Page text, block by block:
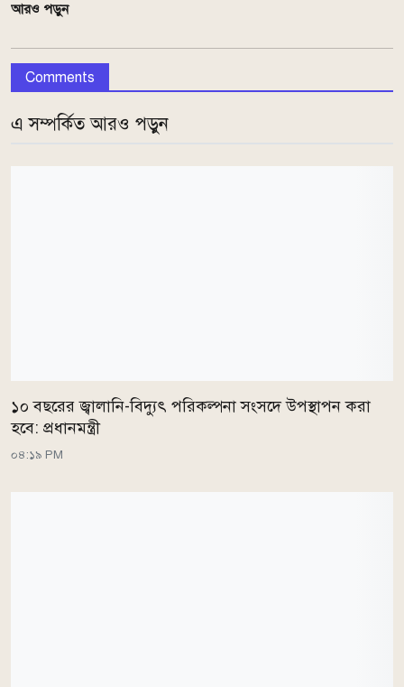
আরও পড়ুন
Comments
এ সম্পর্কিত আরও পড়ুন
১০ বছরের জ্বালানি-বিদ্যুৎ পরিকল্পনা সংসদে উপস্থাপন করা
হবে: প্রধানমন্ত্রী
০৪:১৯ PM